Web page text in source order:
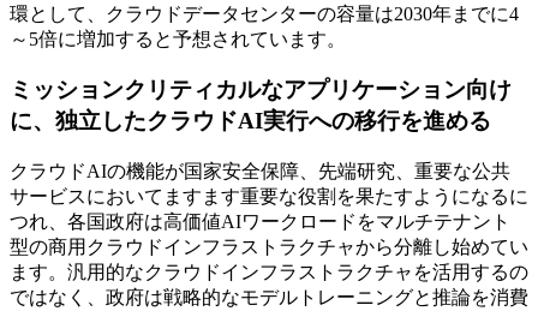
環として、クラウドデータセンターの容量は2030年までに4
～5倍に増加すると予想されています。
ミッションクリティカルなアプリケーション向け
に、独立したクラウドAI実行への移行を進める
クラウドAIの機能が国家安全保障、先端研究、重要な公共
サービスにおいてますます重要な役割を果たすようになるに
つれ、各国政府は高価値AIワークロードをマルチテナント
型の商用クラウドインフラストラクチャから分離し始めてい
ます。汎用的なクラウドインフラストラクチャを活用するの
ではなく、政府は戦略的なモデルトレーニングと推論を消費